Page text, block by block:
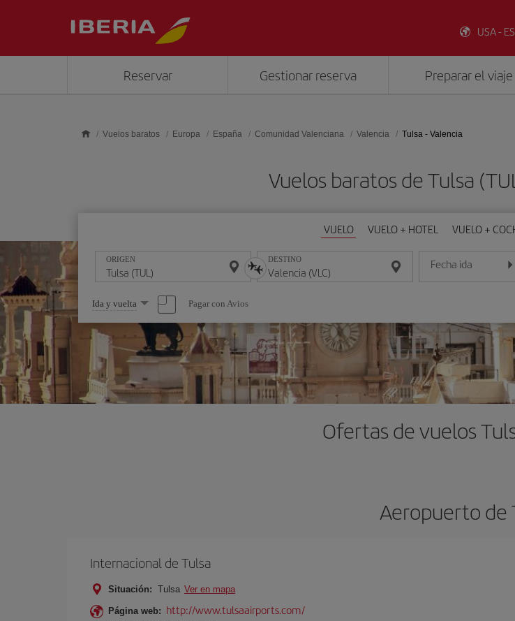
USA - ES
Reservar Gestionar reserva Preparar el viaje
Vuelos baratos Europa España Comunidad Valenciana Valencia Tulsa - Valencia
Vuelos baratos de Tulsa
VUELO VUELO + HOTEL VUELO +
ORIGEN DESTINO Fecha ida
Introduce la fecha en
Seleccione
una
opción
Ida y vuelta Pagar con Avios
Ofertas de vuelos
Aeropuerto de
Internacional de Tulsa
Situación: Tulsa Ver en mapa
Página web: http://www.tulsaairports.com/